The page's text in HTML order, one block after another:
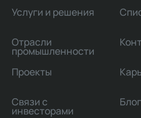
Услуги и решения
Отрасли
промышленности
Проекты
Связи с
инвесторами
Блог